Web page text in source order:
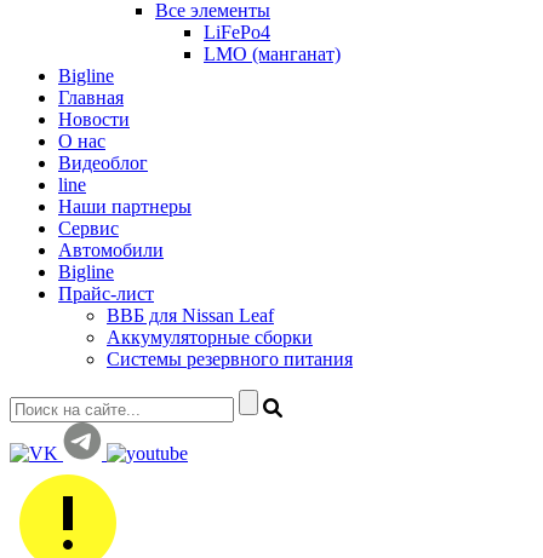
Все элементы
LiFePo4
LMO (манганат)
Bigline
Главная
Новости
О нас
Видеоблог
line
Наши партнеры
Сервис
Автомобили
Bigline
Прайс-лист
ВВБ для Nissan Leaf
Аккумуляторные сборки
Системы резервного питания